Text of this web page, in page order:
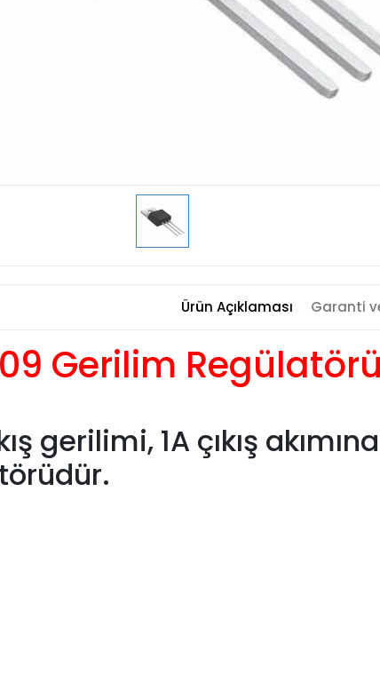
Ürün Açıklaması Garanti
Gerilim
gerilimi, 1A çıkış